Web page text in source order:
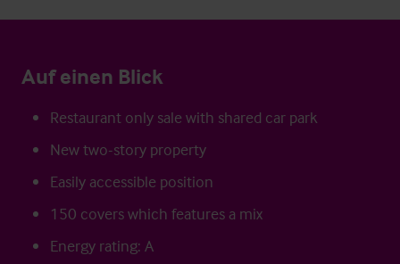
Auf einen Blick
Restaurant only sale with shared car park
New two-story property
Easily accessible position
150 covers which features a mix
Energy rating: A